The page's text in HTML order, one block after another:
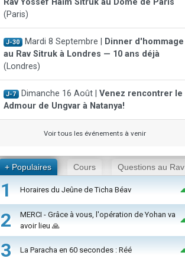
(Paris)
J-30 Mardi 8 Septembre |
Dinner d'hommage
au Rav Sitruk à Londres — 10 ans déjà
(Londres)
J-7 Dimanche 16 Août | Venez rencontrer le
Admour de Ungvar à Natanya!
Voir tous les événements à venir
+ Populaires Cours Questions au Rav
1 Horaires du Jeûne de Ticha Béav
2
MERCI - Grâce à vous, l'opération de Yohan va
avoir lieu 🙏
3 La Paracha en 60 secondes : Réé